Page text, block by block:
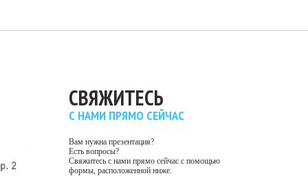
СВЯЖИТЕСЬ
С НАМИ ПРЯМО СЕЙЧАС
Вам нужна презентация?
Есть вопросы?
Свяжитесь с нами прямо сейчас с помощью
формы, расположенной ниже.